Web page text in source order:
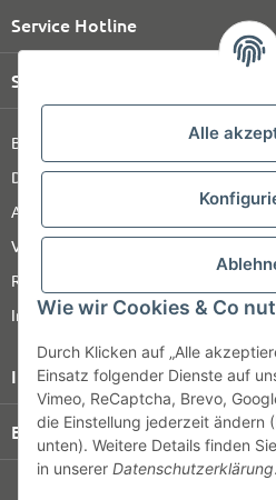
Alle
Wie wir Cookies & Co
Durch Klicken auf „Alle
Einsatz folgender Dienste auf
Vimeo, ReCaptcha, Brevo,
die Einstellung jederzeit ändern
unten). Weitere Details finden
in unserer Datenschutzerklärung.
Service Hotline
Shop Service
Barrierefreiheitserklärung
Datenschutz
AGB
Versandinformationen
Retour
Impressum
Informationen
Bezahlung & Versand
© HOZ MEDI